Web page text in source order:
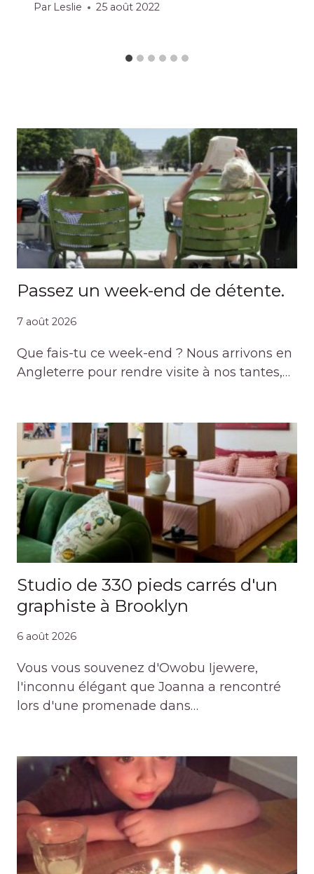
Par Leslie 25 août 2022
Passez un week-end de détente.
7 août 2026
Que fais-tu ce week-end ? Nous arrivons en
Angleterre pour rendre visite à nos tantes,…
Studio de 330 pieds carrés d'un
graphiste à Brooklyn
6 août 2026
Vous vous souvenez d'Owobu Ijewere,
l'inconnu élégant que Joanna a rencontré
lors d'une promenade dans…